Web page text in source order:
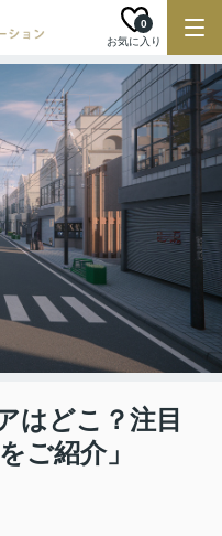
お気に入り
0
はどこ？注目
ご紹介」